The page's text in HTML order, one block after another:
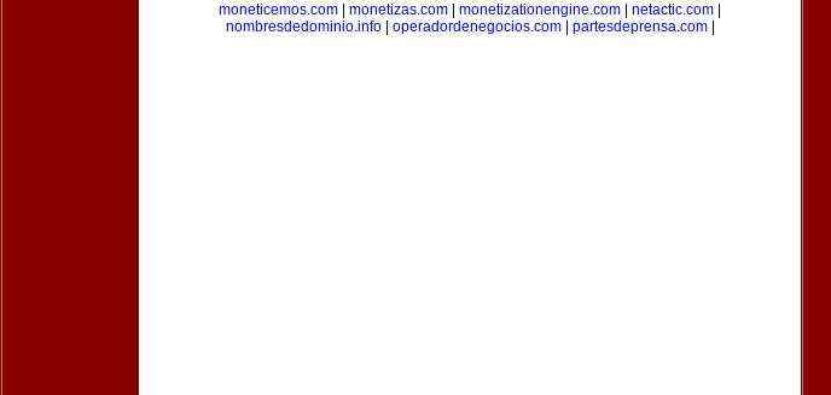
moneticemos.com
monetizas.com monetizationengine.com netactic.com
nombresdedominio.info| operadordenegocios.com| partesdeprensa.com|